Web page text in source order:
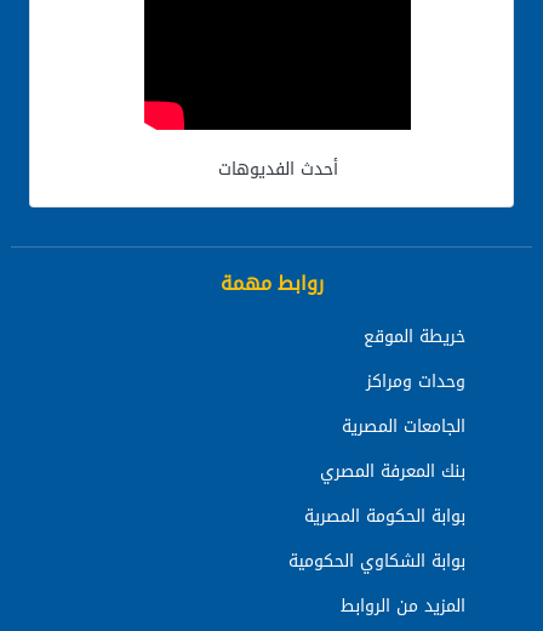
أحدث الفديوهات
روابط مهمة
خريطة الموقع
وحدات ومراكز
الجامعات المصرية
بنك المعرفة المصري
بوابة الحكومة المصرية
بوابة الشكاوي الحكومية
المزيد من الروابط